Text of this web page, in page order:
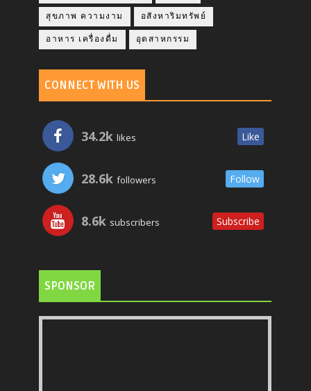
สุขภาพ ความงาม อสังหาริมทรัพย์
อาหาร เครื่องดื่ม อุตสาหกรรม
CONNECT WITH US
34.2k likes Like
28.6k followers Follow
8.6k subscribers Subscribe
SPONSOR